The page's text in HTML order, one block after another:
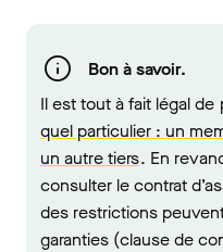
Bon à savoir.
Il est tout à fait légal de
quel particulier : un
un autre tiers. En
consulter le contrat
des restrictions
garanties (clause de